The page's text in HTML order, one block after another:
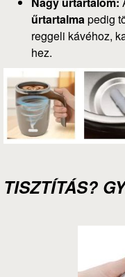
űrtartalmapedig
reggeli kávéhoz,
hez.
TISZTÍTÁS?